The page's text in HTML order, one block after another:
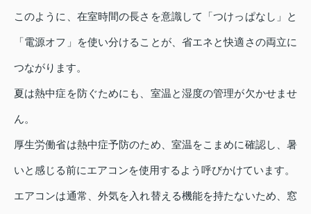
このように、在室時間の長さを意識して「つけっぱなし」と
「電源オフ」を使い分けることが、省エネと快適さの両立に
つながります。
夏は熱中症を防ぐためにも、室温と湿度の管理が欠かせませ
ん。
厚生労働省は熱中症予防のため、室温をこまめに確認し、暑
いと感じる前にエアコンを使用するよう呼びかけています。
エアコンは通常、外気を入れ替える機能を持たないため、窓